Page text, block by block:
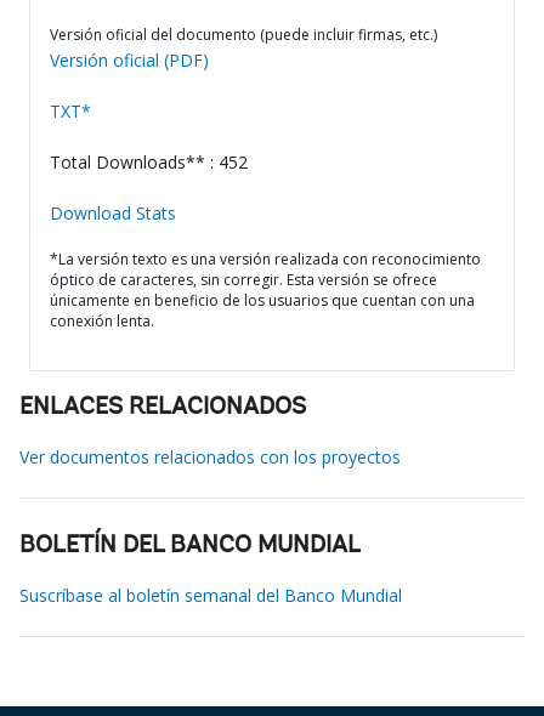
Versión oficial del documento (puede incluir firmas, etc.)
Versión oficial (PDF)
TXT*
Total Downloads** : 452
Download Stats
*La versión texto es una versión realizada con reconocimiento
óptico de caracteres, sin corregir. Esta versión se ofrece
únicamente en beneficio de los usuarios que cuentan con una
conexión lenta.
ENLACES RELACIONADOS
Ver documentos relacionados con los proyectos
BOLETÍN DEL BANCO MUNDIAL
Suscríbase al boletín semanal del Banco Mundial